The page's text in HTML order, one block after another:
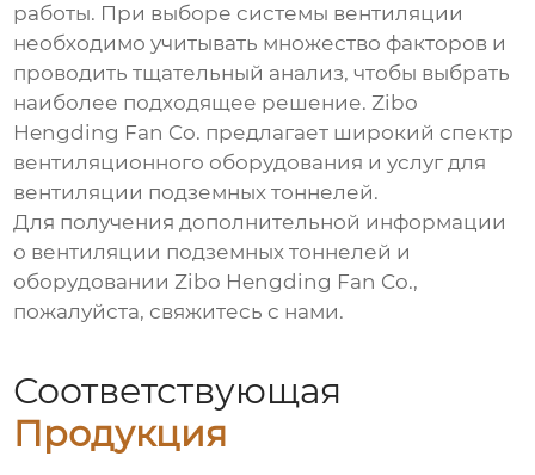
работы. При выборе системы вентиляции
необходимо учитывать множество факторов и
проводить тщательный анализ, чтобы выбрать
наиболее подходящее решение. Zibo
Hengding Fan Co. предлагает широкий спектр
вентиляционного оборудования и услуг для
вентиляции подземных тоннелей.
Для получения дополнительной информации
о вентиляции подземных тоннелей и
оборудованииZibo Hengding Fan Co.,
пожалуйста, свяжитесь с нами.
Соответствующая
Продукция